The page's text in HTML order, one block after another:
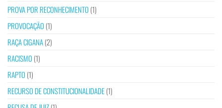
PROVA POR RECONHECIMENTO (1)
PROVOCAÇÃO (1)
RAÇA CIGANA(2)
RACISMO (1)
RAPTO (1)
RECURSO DE CONSTITUCIONALIDADE(1)